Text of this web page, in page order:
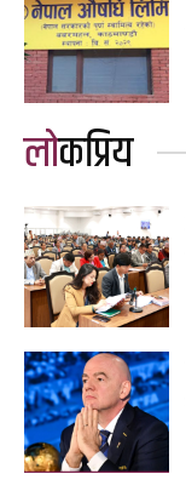
लोकप्रिय